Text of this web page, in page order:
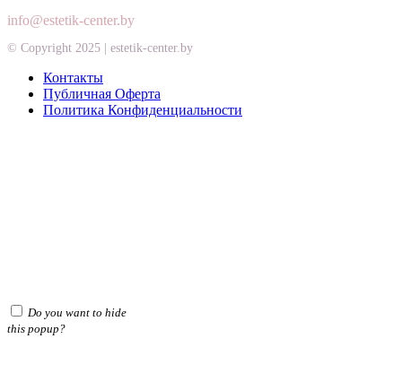
info@estetik-center.by
© Copyright 2025 | estetik-center.by
Контакты
Публичная Оферта
Политика Конфиденциальности
Do you want to hide
this popup?